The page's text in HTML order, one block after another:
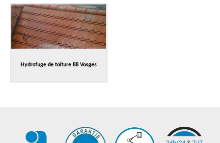
Hydrofuge de toiture 88 Vosges